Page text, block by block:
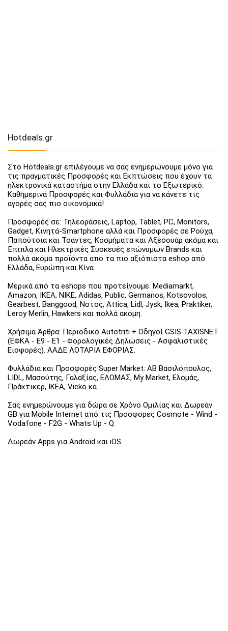
Hotdeals.gr
Στο Hotdeals.gr επιλέγουμε να σας ενημερώνουμε μόνο για
τις πραγματικές Προσφορές και Εκπτώσεις που έχουν τα
ηλεκτρονικά καταστήμα στην Ελλάδα και το Εξωτερικό.
Καθημερινά Προσφορές και Φυλλάδια για να κάνετε τις
αγορές σας πιο οικονομικά!
Προσφορές σε: Τηλεοράσεις, Laptop, Tablet, PC, Monitors,
Gadget, Κινητά-Smartphone αλλά και Προσφορές σε Ρούχα,
Παπούτσια και Τσάντες, Κοσμήματα και Αξεσουάρ ακόμα και
Έπιπλα και Ηλεκτρικές Συσκευές επώνυμων Brands και
πολλά ακόμα προϊόντα από τα πιο αξιόπιστα eshop από
Ελλάδα, Ευρώπη και Κίνα.
Μερικά από τα eshops που προτείνουμε: Mediamarkt,
Amazon, IKEA, NIKE, Adidas, Public, Germanos, Kotsovolos,
Gearbest, Banggood, Νοτος, Attica, Lidl, Jysk, Ikea, Praktiker,
Leroy Merlin, Hawkers και πολλά ακόμη.
Χρήσιμα Άρθρα: Περιοδικό Autotriti + Οδηγοί GSIS TAXISNET
(ΕΦΚΑ - Ε9 - Ε1 - Φορολογικές Δηλώσεις - Ασφαλιστικές
Εισφορές). ΑΑΔΕ ΛΟΤΑΡΙΑ ΕΦΟΡΙΑΣ.
Φυλλάδια και Προσφορές Super Market: ΑΒ Βασιλόπουλος,
LIDL, Μασούτης, Γαλαξίας, ΕΛΟΜΑΣ, My Market, Ελομάς,
Πράκτικερ, ΙΚΕΑ, Vicko κα.
Σας ενημερώνουμε για δώρα σε Χρόνο Ομιλίας και Δωρεάν
GB για Mobile Internet από τις Προσφορες Cosmote - Wind -
Vodafone - F2G - Whats Up - Q.
Δωρεάν Apps για Android και iOS.